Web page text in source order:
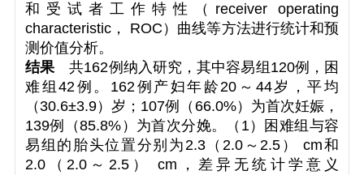
和受试者工作特性（receiver operating
characteristic， ROC）曲线等方法进行统计和预
测价值分析。
结果共162例纳入研究，其中容易组120例，困
难组42例。162例产妇年龄20～44岁，平均
（30.6±3.9）岁；107例（66.0%）为首次妊娠，
139例（85.8%）为首次分娩。（1）困难组与容
易组的胎头位置分别为2.3（2.0～2.5） cm和
2.0（2.0～2.5） cm，差异无统计学意义